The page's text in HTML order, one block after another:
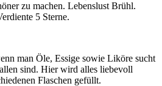
zu machen. Lebenslust Brühl.
5 Sterne.
man Öle, Essige sowie Liköre sucht
sind. Hier wird alles liebevoll
Flaschen gefüllt.